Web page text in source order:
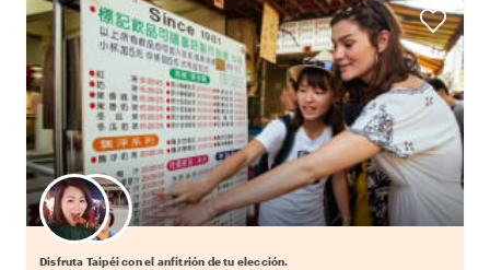
Elige tu local favorito
Disfruta Taipéi con el anfitrión de tu elección.